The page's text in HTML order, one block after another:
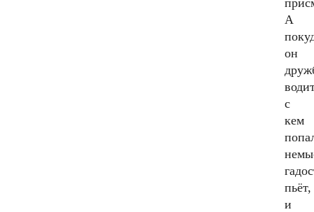
А
он
с
кем
пьёт,
и